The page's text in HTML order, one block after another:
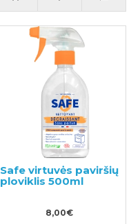
Safe virtuvės paviršių
ploviklis 500ml
8,00€